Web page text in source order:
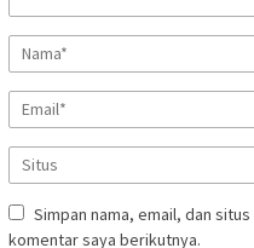
Simpan nama, email, dan
komentar saya berikutnya.